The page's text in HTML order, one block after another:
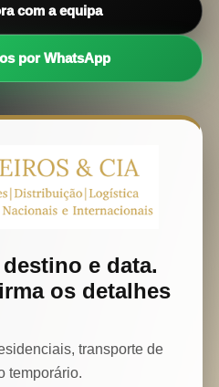
com a equipa
por WhatsApp
e data.
os detalhes
transporte de
temporário.